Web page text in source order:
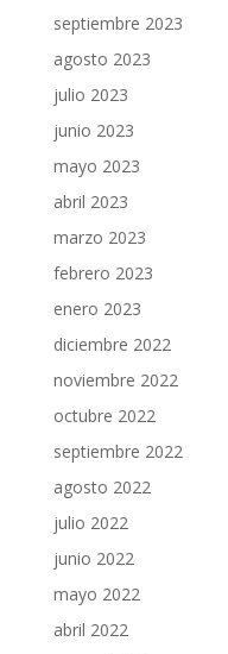
septiembre 2023
agosto 2023
julio 2023
junio 2023
mayo 2023
abril 2023
marzo 2023
febrero 2023
enero 2023
diciembre 2022
noviembre 2022
octubre 2022
septiembre 2022
agosto 2022
julio 2022
junio 2022
mayo 2022
abril 2022